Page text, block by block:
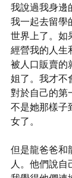
我說過我身邊
我一起去留學
世界上了。如
經營我的人生
被人口販賣的
姐了。我才不
對於自己的第
不是她那樣子
女了。
但是龍爸爸和
人。他們說自